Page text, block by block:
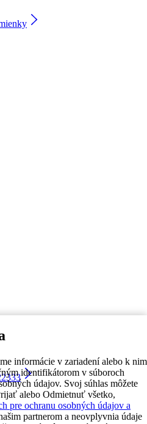
informácie v zariadení alebo k nim
identifikátorom v súboroch
údajov. Svoj súhlas môžete
alebo Odmietnuť všetko,
pre ochranu osobných údajov a
partnerom a neovplyvnia údaje